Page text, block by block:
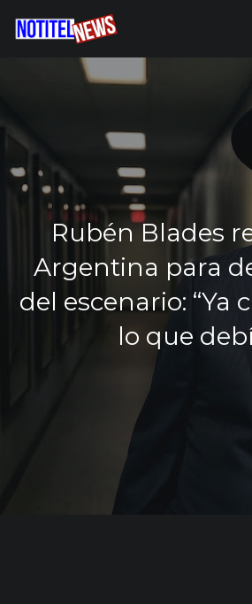
Rubén Blades
Argentina para
del escenario: “Ya
lo que